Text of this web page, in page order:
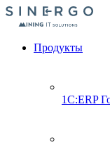
Продукты
1С:ERP